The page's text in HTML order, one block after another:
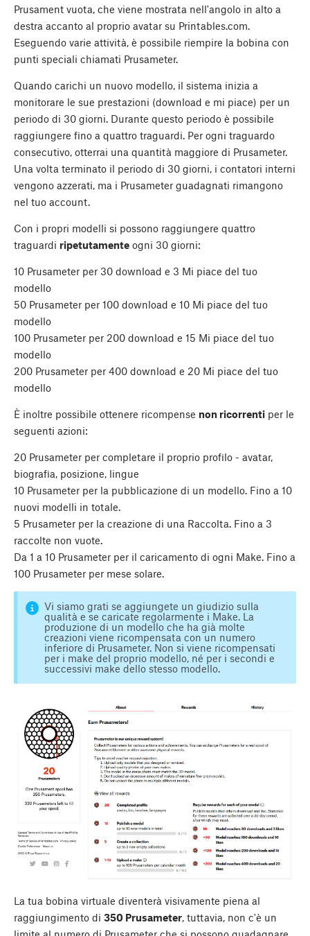
Prusament vuota, che viene mostrata nell'angolo in alto a
destra accanto al proprio avatar su Printables.com.
Eseguendo varie attività, è possibile riempire la bobina con
punti speciali chiamati Prusameter.
Quando carichi un nuovo modello, il sistema inizia a
monitorare le sue prestazioni (download e mi piace) per un
periodo di 30 giorni. Durante questo periodo è possibile
raggiungere fino a quattro traguardi. Per ogni traguardo
consecutivo, otterrai una quantità maggiore di Prusameter.
Una volta terminato il periodo di 30 giorni, i contatori interni
vengono azzerati, ma i Prusameter guadagnati rimangono
nel tuo account.
Con i propri modelli si possono raggiungere quattro
traguardi ripetutamente ogni 30 giorni:
10 Prusameter per 30 download e 3 Mi piace del tuo
modello
50 Prusameter per 100 download e 10 Mi piace del tuo
modello
100 Prusameter per 200 download e 15 Mi piace del tuo
modello
200 Prusameter per 400 download e 20 Mi piace del tuo
modello
È inoltre possibile ottenere ricompense non ricorrenti per le
seguenti azioni:
20 Prusameter per completare il proprio profilo - avatar,
biografia, posizione, lingue
10 Prusameter per la pubblicazione di un modello. Fino a 10
nuovi modelli in totale.
5 Prusameter per la creazione di una Raccolta. Fino a 3
raccolte non vuote.
Da 1 a 10 Prusameter per il caricamento di ogni Make. Fino a
100 Prusameter per mese solare.
Vi siamo grati se aggiungete un giudizio sulla
qualità e se caricate regolarmente i Make. La
produzione di un modello che ha già molte
creazioni viene ricompensata con un numero
inferiore di Prusameter. Non si viene ricompensati
per i make del proprio modello, né per i secondi e
successivi make dello stesso modello.
La tua bobina virtuale diventerà visivamente piena al
raggiungimento di 350 Prusameter, tuttavia, non c'è un